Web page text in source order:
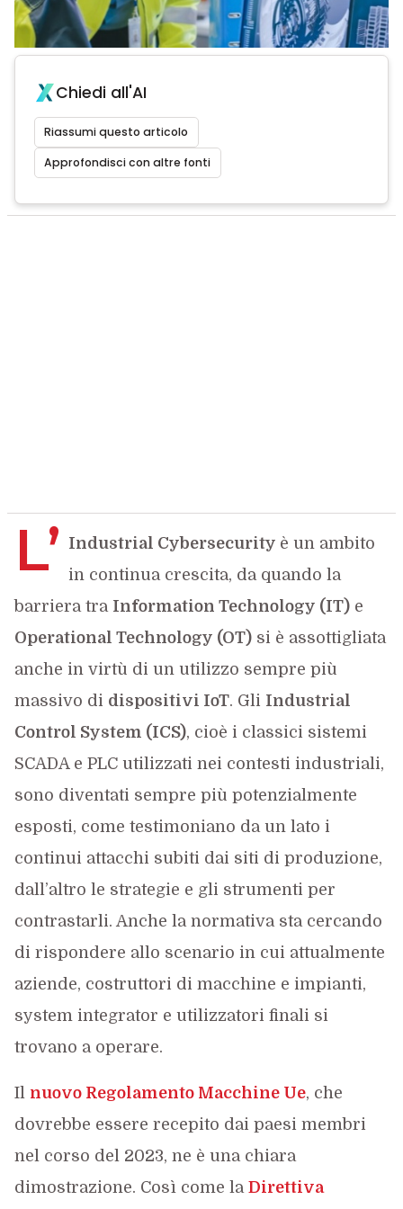
Chiedi all'AI
Riassumi questo articolo
Approfondisci con altre fonti
L’ Industrial Cybersecurity è un ambito
in continua crescita, da quando la
barriera tra Information Technology (IT)e
Operational Technology (OT)si è assottigliata
anche in virtù di un utilizzo sempre più
massivo di dispositivi IoT. Gli Industrial
Control System (ICS), cioè i classici sistemi
SCADA e PLC utilizzati nei contesti industriali,
sono diventati sempre più potenzialmente
esposti, come testimoniano da un lato i
continui attacchi subiti dai siti di produzione,
dall’altro le strategie e gli strumenti per
contrastarli. Anche la normativa sta cercando
di rispondere allo scenario in cui attualmente
aziende, costruttori di macchine e impianti,
system integrator e utilizzatori finali si
trovano a operare.
Il nuovo Regolamento Macchine Ue, che
dovrebbe essere recepito dai paesi membri
nel corso del 2023, ne è una chiara
dimostrazione. Così come la Direttiva